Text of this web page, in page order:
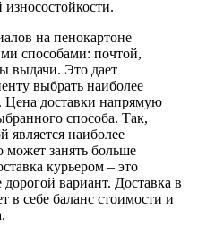
на пенокартоне
способами: почтой,
выдачи. Это дает
выбрать наиболее
Цена доставки напрямую
способа. Так,
является наиболее
занять больше
курьером – это
вариант. Доставка в
в себе баланс стоимости и